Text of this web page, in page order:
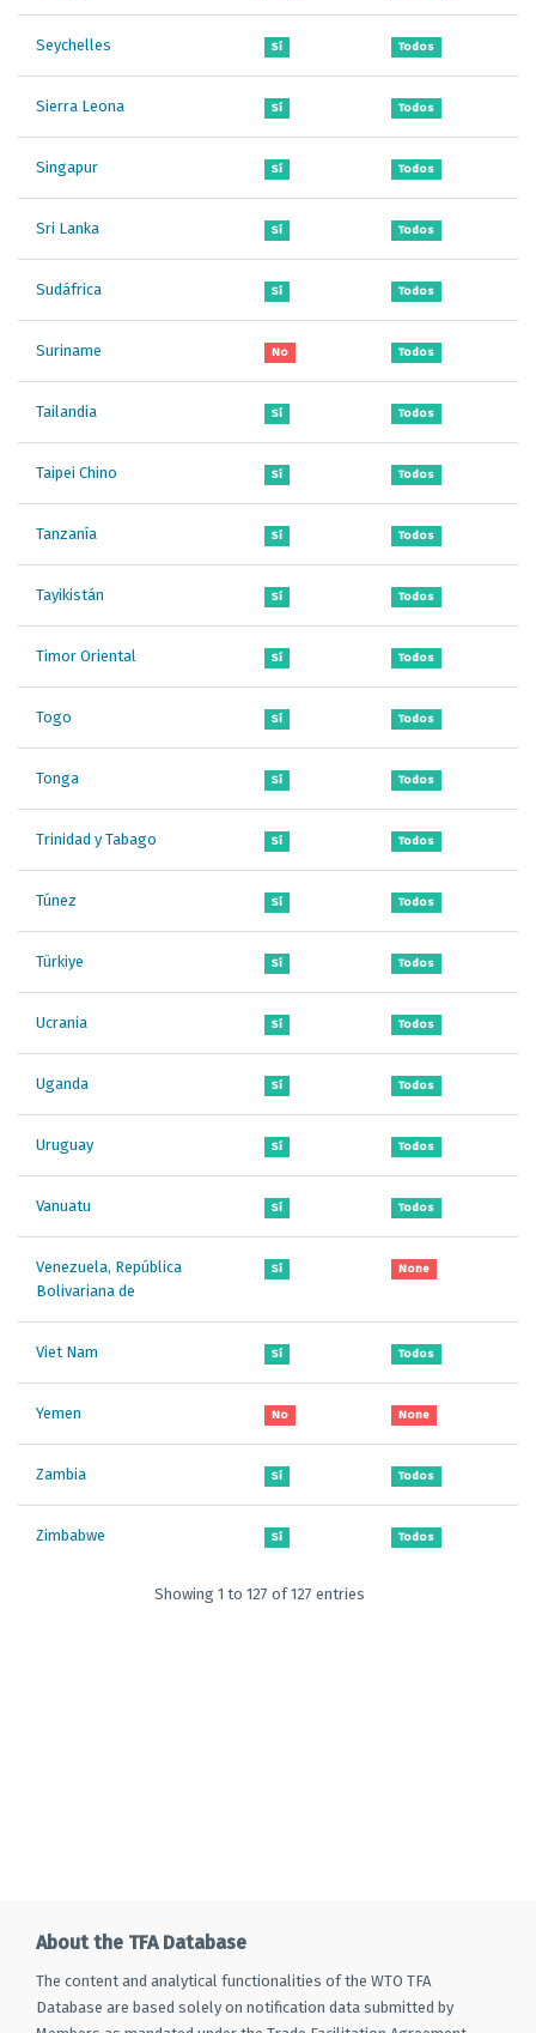
Seychelles Sí Todos
Sierra Leona Sí Todos
Singapur Sí Todos
Sri Lanka Sí Todos
Sudáfrica Sí Todos
Suriname No Todos
Tailandia Sí Todos
Taipei Chino Sí Todos
Tanzanía Sí Todos
Tayikistán Sí Todos
Timor Oriental Sí Todos
Togo Sí Todos
Tonga Sí Todos
Trinidad y Tabago Sí Todos
Túnez Sí Todos
Türkiye Sí Todos
Ucrania Sí Todos
Uganda Sí Todos
Uruguay Sí Todos
Vanuatu Sí Todos
Venezuela, República
Bolivariana de
Sí None
Viet Nam Sí Todos
Yemen No None
Zambia Sí Todos
Zimbabwe Sí Todos
Showing 1 to 127 of 127 entries
About the TFA Database
The content and analytical functionalities of the WTO TFA
Database are based solely on notification data submitted by